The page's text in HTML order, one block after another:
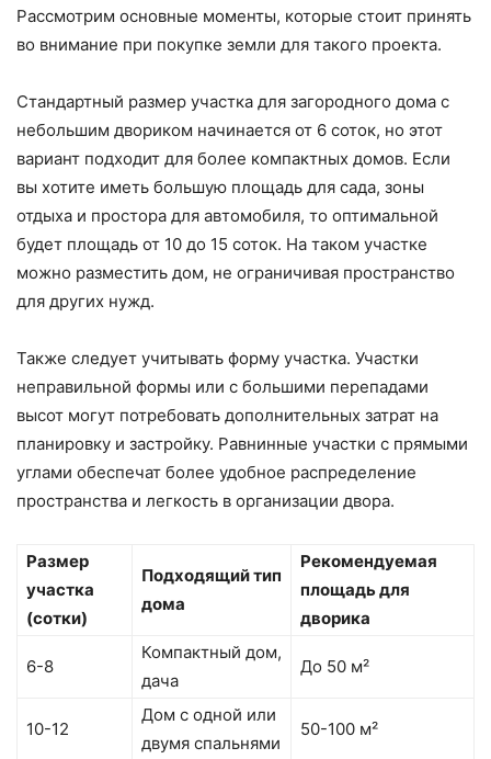
Рассмотрим основные моменты, которые стоит принять
во внимание при покупке земли для такого проекта.
Стандартный размер участка для загородного дома с
небольшим двориком начинается от 6 соток, но этот
вариант подходит для более компактных домов. Если
вы хотите иметь большую площадь для сада, зоны
отдыха и простора для автомобиля, то оптимальной
будет площадь от 10 до 15 соток. На таком участке
можно разместить дом, не ограничивая пространство
для других нужд.
Также следует учитывать форму участка. Участки
неправильной формы или с большими перепадами
высот могут потребовать дополнительных затрат на
планировку и застройку. Равнинные участки с прямыми
углами обеспечат более удобное распределение
пространства и легкость в организации двора.
Размер
участка
(сотки)
Подходящий тип
дома
Рекомендуемая
площадь для
дворика
6-8
Компактный дом,
дача
До 50 м²
10-12
Дом с одной или
двумя спальнями
50-100 м²